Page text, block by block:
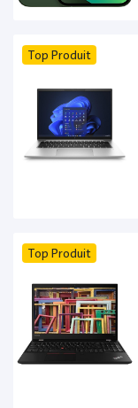
Top Produit
Top Produit